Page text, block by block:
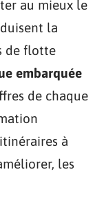
au mieux le
la
de flotte
embarquée
de chaque
à
les